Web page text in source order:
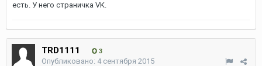
есть. У него страничка VK.
TRD1111 3
Опубликовано: 4 сентября 2015